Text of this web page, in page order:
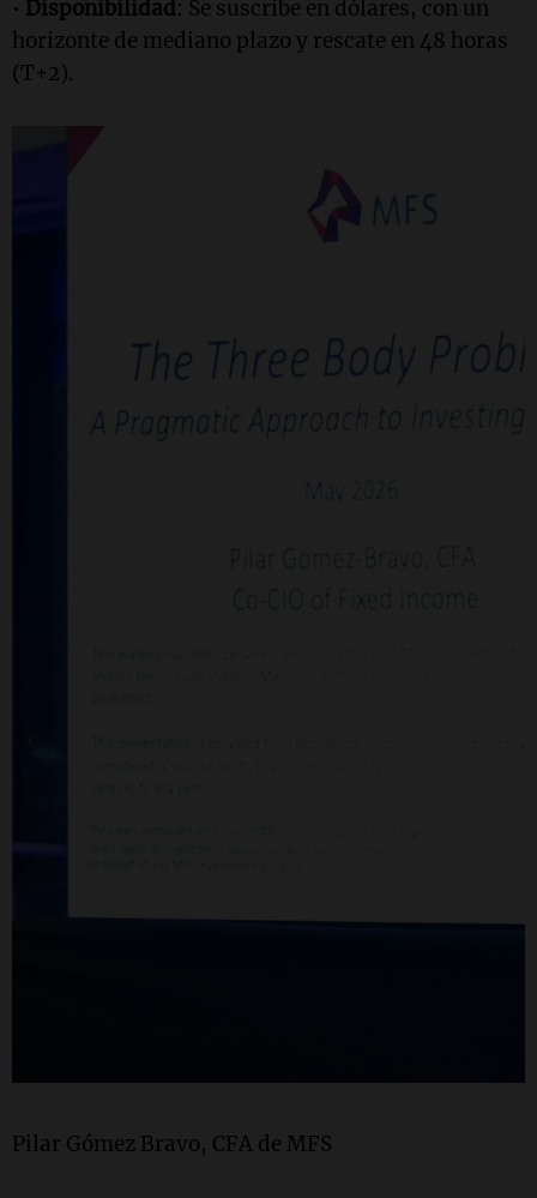
• Disponibilidad : Se suscribe en dólares, con un
horizonte de mediano plazo y rescate en 48 horas
(T+2).
Pilar Gómez Bravo, CFA de MFS